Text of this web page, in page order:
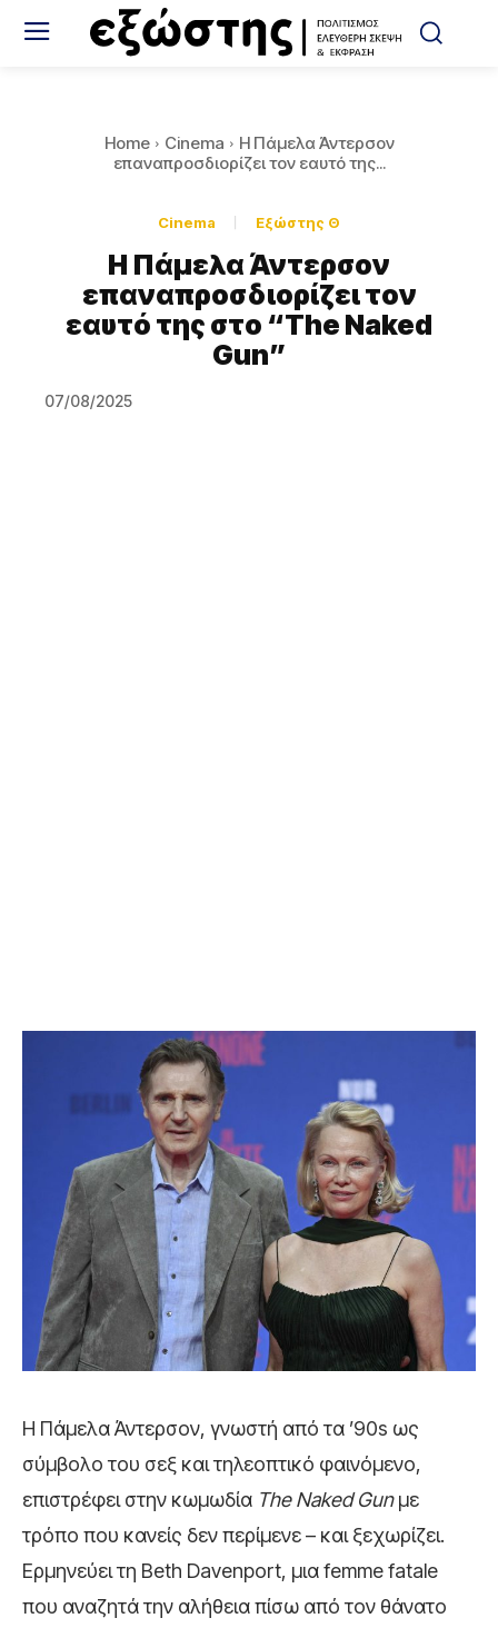
Home Cinema
Η Πάμελα Άντερσον
επαναπροσδιορίζει τον εαυτό της...
Cinema Εξώστης Θ
Η Πάμελα Άντερσον
επαναπροσδιορίζει τον
εαυτό της στο “The Naked
Gun”
07/08/2025
Η Πάμελα Άντερσον, γνωστή από τα ’90s ως
σύμβολο του σεξ και τηλεοπτικό φαινόμενο,
επιστρέφει στην κωμωδία The Naked Gunμε
τρόπο που κανείς δεν περίμενε – και ξεχωρίζει.
Ερμηνεύει τη Beth Davenport, μια femme fatale
που αναζητά την αλήθεια πίσω από τον θάνατο